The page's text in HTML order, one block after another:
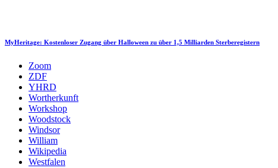
MyHeritage: Kostenloser Zugang über Halloween zu über 1,5 Milliarden Sterberegistern
Zoom
ZDF
YHRD
Wortherkunft
Workshop
Woodstock
Windsor
William
Wikipedia
Westfalen